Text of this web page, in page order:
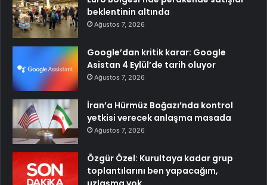
beklentinin altında
Ağustos 7, 2026
Google’dan kritik karar: Google
Asistan 4 Eylül’de tarih oluyor
Ağustos 7, 2026
İran’a Hürmüz Boğazı’nda kontrol
yetkisi verecek anlaşma masada
Ağustos 7, 2026
Özgür Özel: Kurultaya kadar grup
toplantılarını ben yapacağım,